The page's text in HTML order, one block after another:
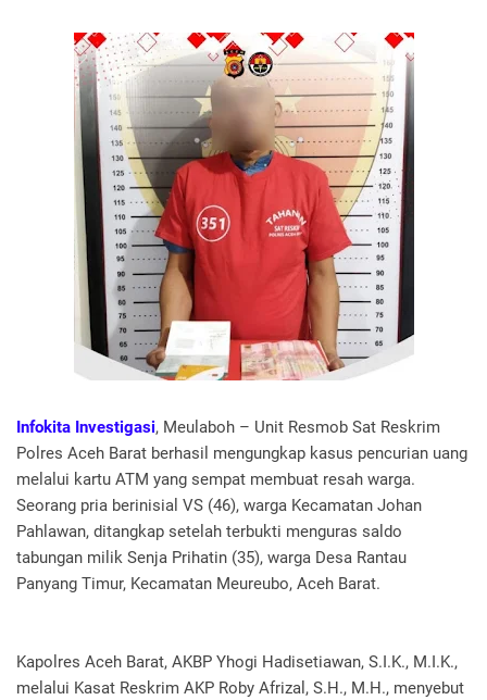
Infokita Investigasi, Meulaboh – Unit Resmob Sat Reskrim
Polres Aceh Barat berhasil mengungkap kasus pencurian uang
melalui kartu ATM yang sempat membuat resah warga.
Seorang pria berinisial VS (46), warga Kecamatan Johan
Pahlawan, ditangkap setelah terbukti menguras saldo
tabungan milik Senja Prihatin (35), warga Desa Rantau
Panyang Timur, Kecamatan Meureubo, Aceh Barat.
Kapolres Aceh Barat, AKBP Yhogi Hadisetiawan, S.I.K., M.I.K.,
melalui Kasat Reskrim AKP Roby Afrizal, S.H., M.H., menyebut